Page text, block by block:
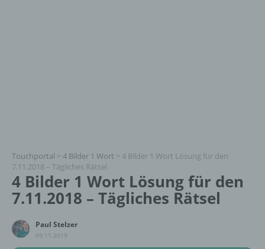
Touchportal > 4 Bilder 1 Wort > 4 Bilder 1 Wort Lösung für den
7.11.2018 – Tägliches Rätsel
4 Bilder 1 Wort Lösung für den
7.11.2018 – Tägliches Rätsel
Paul Stelzer
09.11.2019